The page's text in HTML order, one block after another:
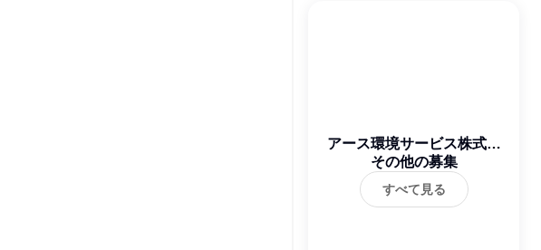
アース環境サービス株式会
社
その他の募集
すべて見る